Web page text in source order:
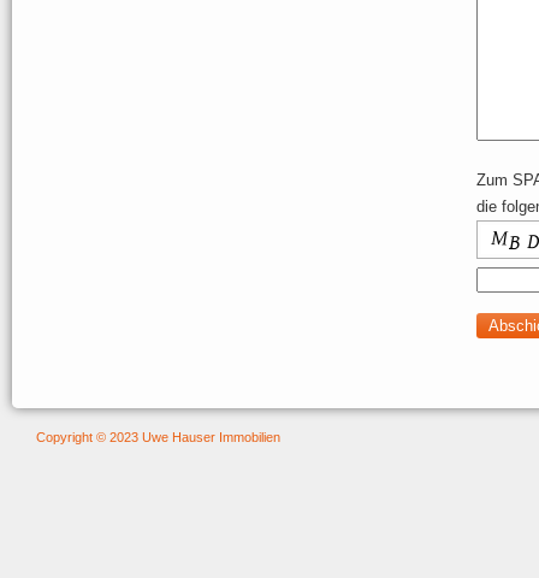
Zum
die
Copyright © 2023 Uwe Hauser Immobilien